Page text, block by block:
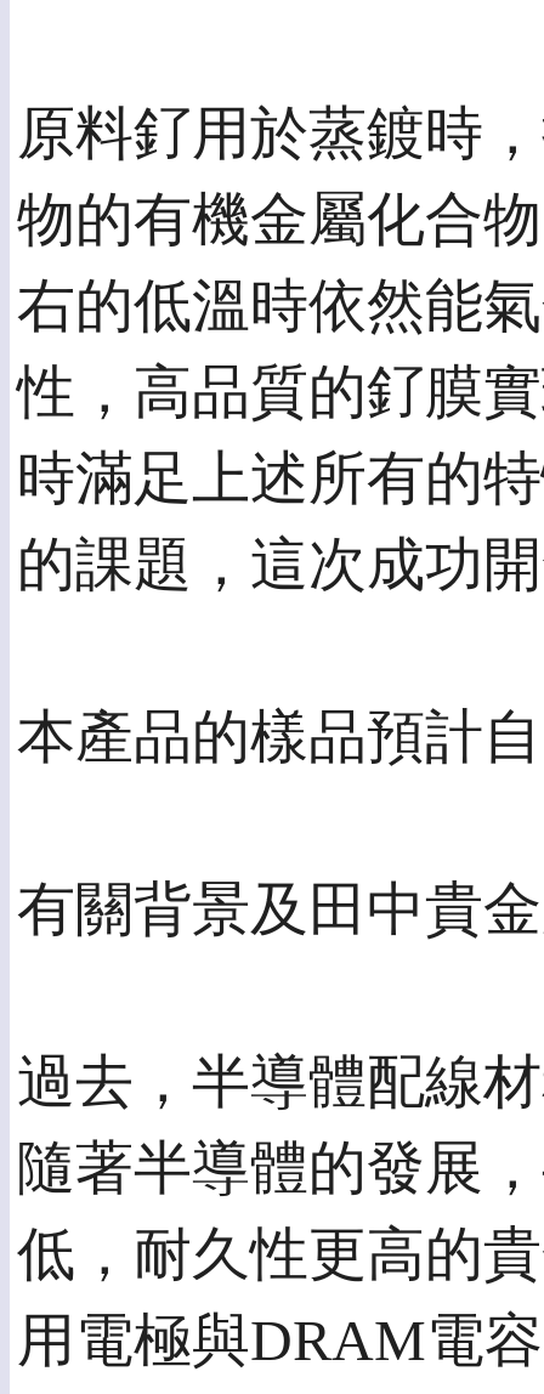
原料釕用於蒸鍍時
物的有機金屬化合
右的低溫時依然能
性，高品質的釕膜
時滿足上述所有的
的課題，這次成功
本產品的樣品預計
有關背景及田中貴
過去，半導體配線
隨著半導體的發展
低，耐久性更高的
用電極與DRAM電